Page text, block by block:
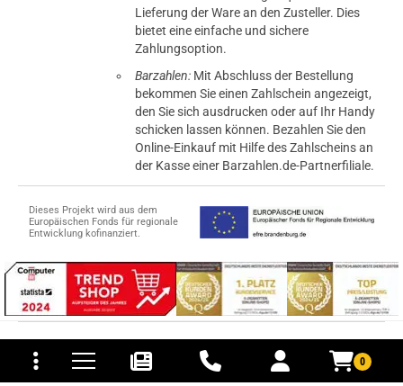
0
und Versandkosten
Lieferung der Ware an den Zusteller. Dies
bietet eine einfache und sichere
Zahlungsoption.
Barzahlen: Mit Abschluss der Bestellung
bekommen Sie einen Zahlschein angezeigt,
den Sie sich ausdrucken oder auf Ihr Handy
schicken lassen können. Bezahlen Sie den
Online-Einkauf mit Hilfe des Zahlscheins an
der Kasse einer Barzahlen.de-Partnerfiliale.
Dieses Projekt wird aus dem
Europäischen Fonds für regionale
Entwicklung kofinanziert.
© 2015-2026 PB-ViGoods GmbH
*Preise inkl. Mehrwertsteuer, zzgl.
Versandkosten